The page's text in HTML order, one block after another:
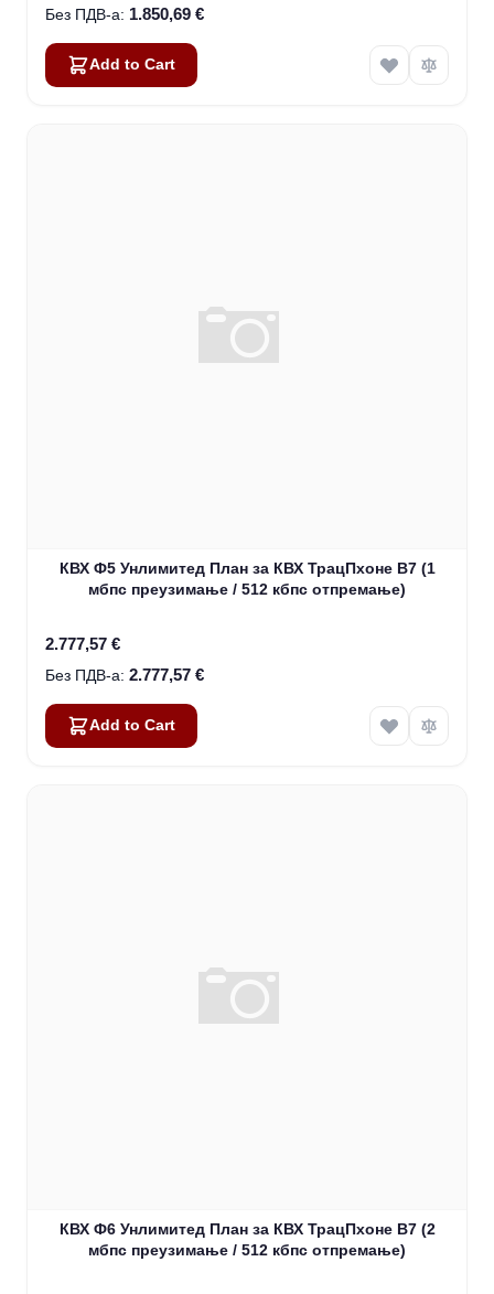
1.850,69 €
Add to Cart
КВХ Ф5 Унлимитед План за КВХ ТрацПхоне В7 (1
мбпс преузимање / 512 кбпс отпремање)
2.777,57 €
2.777,57 €
Add to Cart
КВХ Ф6 Унлимитед План за КВХ ТрацПхоне В7 (2
мбпс преузимање / 512 кбпс отпремање)